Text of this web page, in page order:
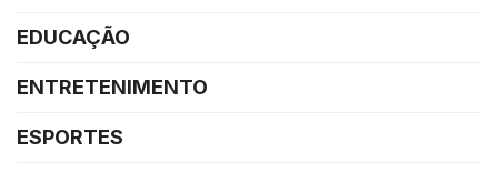
EDUCAÇÃO
ENTRETENIMENTO
ESPORTES